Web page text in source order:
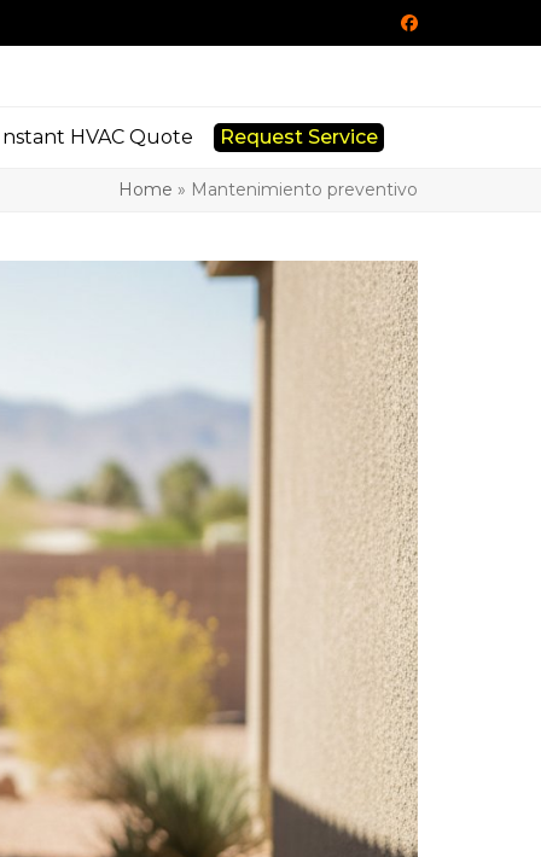
Facebook
HVAC Quote Request Service
Home » Mantenimiento preventivo